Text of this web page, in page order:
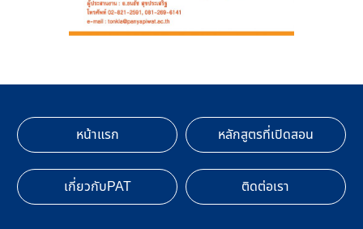
หน้าแรก หลักสูตรที่เปิดสอน
เกี่ยวกับPAT ติดต่อเรา